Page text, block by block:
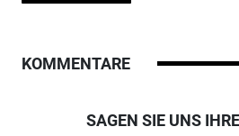
KOMMENTARE
SAGEN SIE UNS